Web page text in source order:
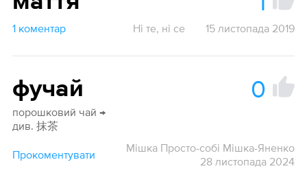
1 коментар Ні те, ні се 15 листопада 2019
фучай 0
порошковий чай →
див. 抹茶
Прокоментувати
Мішка Просто-собі Мішка-Яненко
28 листопада 2024